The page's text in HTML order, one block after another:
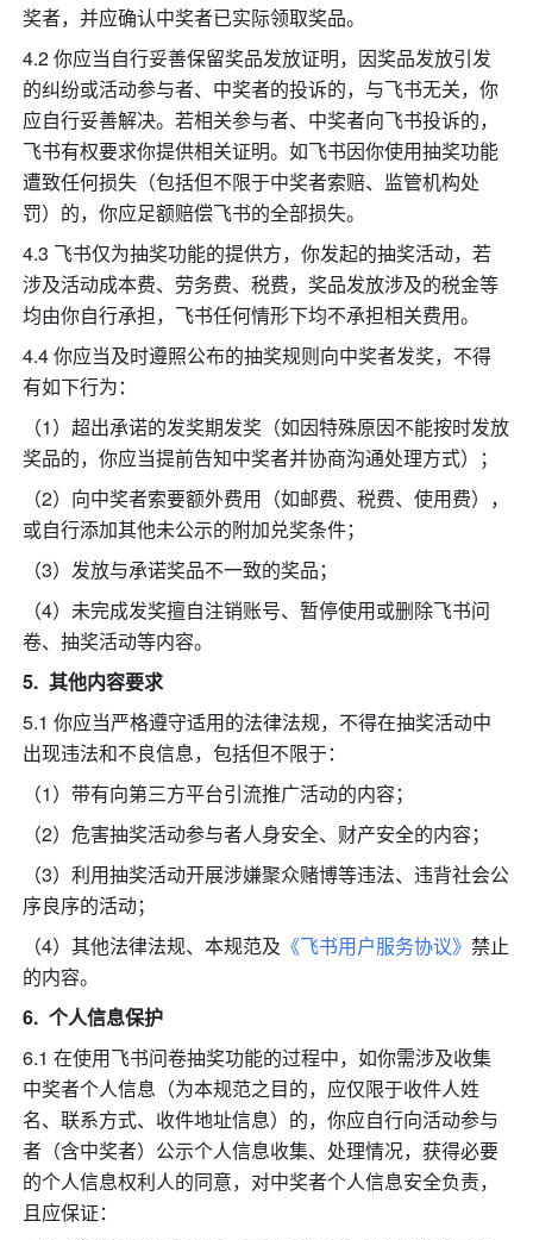
奖者，并应确认中奖者已实际领取奖品。
4.2 你应当自行妥善保留奖品发放证明，因奖品发放引发
的纠纷或活动参与者、中奖者的投诉的，与飞书无关，你
应自行妥善解决。若相关参与者、中奖者向飞书投诉的，
飞书有权要求你提供相关证明。如飞书因你使用抽奖功能
遭致任何损失（包括但不限于中奖者索赔、监管机构处
罚）的，你应足额赔偿飞书的全部损失。
4.3 飞书仅为抽奖功能的提供方，你发起的抽奖活动，若
涉及活动成本费、劳务费、税费，奖品发放涉及的税金等
均由你自行承担，飞书任何情形下均不承担相关费用。
4.4 你应当及时遵照公布的抽奖规则向中奖者发奖，不得
有如下行为：
（1）超出承诺的发奖期发奖（如因特殊原因不能按时发放
奖品的，你应当提前告知中奖者并协商沟通处理方式）；
（2）向中奖者索要额外费用（如邮费、税费、使用费），
或自行添加其他未公示的附加兑奖条件；
（3）发放与承诺奖品不一致的奖品；
（4）未完成发奖擅自注销账号、暂停使用或删除飞书问
卷、抽奖活动等内容。
其他内容要求
5.1 你应当严格遵守适用的法律法规，不得在抽奖活动中
出现违法和不良信息，包括但不限于：
（1）带有向第三方平台引流推广活动的内容；
（2）危害抽奖活动参与者人身安全、财产安全的内容；
（3）利用抽奖活动开展涉嫌聚众赌博等违法、违背社会公
序良序的活动；
（4）其他法律法规、本规范及 《飞书用户服务协议》禁止
的内容。
个人信息保护
6.1 在使用飞书问卷抽奖功能的过程中，如你需涉及收集
中奖者个人信息（为本规范之目的，应仅限于收件人姓
名、联系方式、收件地址信息）的，你应自行向活动参与
者（含中奖者）公示个人信息收集、处理情况，获得必要
的个人信息权利人的同意，对中奖者个人信息安全负责，
且应保证：